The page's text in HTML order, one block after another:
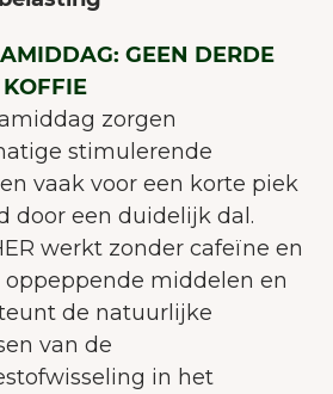
GEEN DERDE
zorgen
stimulerende
vaak voor een korte piek
door een duidelijk dal.
werkt zonder cafeïne en
oppeppende middelen en
de natuurlijke
van de
in het
te verbeteren.
over cookies
accepteren
noodzakelijke
accepteren
Aanpassen